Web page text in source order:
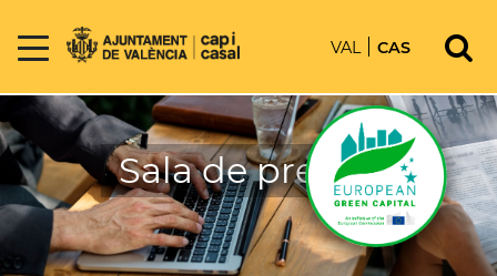
VAL CAS
Sala de prensa